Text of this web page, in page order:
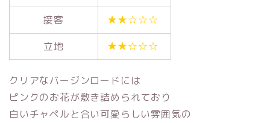
接客
★★☆☆☆
立地
★★☆☆☆
クリアなバージンロードには
ピンクのお花が敷き詰められており
白いチャペルと合い可愛らしい雰囲気の